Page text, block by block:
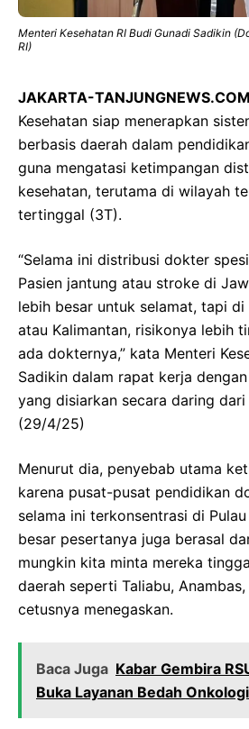
Menteri Kesehatan RI Budi Gunadi Sadikin
RI)
JAKARTA-TANJUNGNEWS.COM
Kesehatan siap menerapkan
berbasis daerah dalam
guna mengatasi ketimpangan
kesehatan, terutama di wilayah
tertinggal (3T).
“Selama ini distribusi dokter
Pasien jantung atau stroke di
lebih besar untuk selamat, tapi di
atau Kalimantan, risikonya lebih
ada dokternya,” kata Menteri
Sadikin dalam rapat kerja dengan
yang disiarkan secara daring
(29/4/25)
Menurut dia, penyebab utama
karena pusat-pusat pendidikan
selama ini terkonsentrasi di
besar pesertanya juga berasal
mungkin kita minta mereka
daerah seperti Taliabu, Anambas,
cetusnya menegaskan.
Baca Juga Kabar Gembira
Buka Layanan Bedah